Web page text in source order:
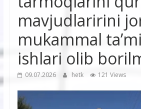
mavjudlaririni
mukammal
ishlari olib
09.07.2026 hetk 121 Views